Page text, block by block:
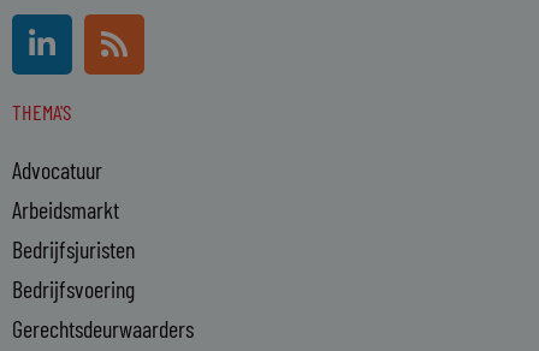
L
i
n
k
d
i
n
-
i
n
R
s
s
THEMA'S
Advocatuur
Arbeidsmarkt
Bedrijfsjuristen
Bedrijfsvoering
Gerechtsdeurwaarders